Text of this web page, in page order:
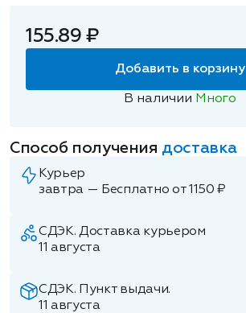
155.89 ₽
Добавить в корзину
В наличии Много
Способ получения доставка
Курьер
завтра — Бесплатно от 1150 ₽
СДЭК. Доставка курьером
11 августа
СДЭК. Пункт выдачи.
11 августа